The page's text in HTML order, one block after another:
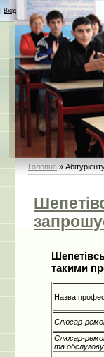
Вхід
Головна »
такими
Назва
Слюсар-
Слюсар-
та